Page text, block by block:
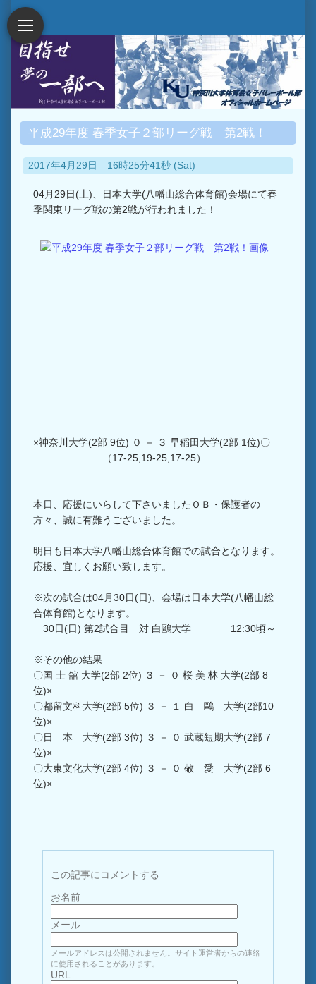
平成29年度 春季女子２部リーグ戦 第2戦！
2017年4月29日 16時25分41秒 (Sat)
04月29日(土)、日本大学(八幡山総合体育館)会場にて春
季関東リーグ戦の第2戦が行われました！
×神奈川大学(2部 9位) ０ － ３ 早稲田大学(2部 1位)〇
（17-25,19-25,17-25）
本日、応援にいらして下さいましたＯＢ・保護者の
方々、誠に有難うございました。
明日も日本大学八幡山総合体育館での試合となります。
応援、宜しくお願い致します。
※次の試合は04月30日(日)、会場は日本大学(八幡山総
合体育館)となります。
30日(日) 第2試合目 対 白鷗大学 12:30頃～
※その他の結果
〇国 士 舘 大学(2部 2位) ３ － ０ 桜 美 林 大学(2部 8
位)×
〇都留文科大学(2部 5位) ３ － １ 白 鷗 大学(2部10
位)×
〇日 本 大学(2部 3位) ３ － ０ 武蔵短期大学(2部 7
位)×
〇大東文化大学(2部 4位) ３ － ０ 敬 愛 大学(2部 6
位)×
この記事にコメントする
お名前
メール
メールアドレスは公開されません。サイト運営者からの連絡
に使用されることがあります。
URL